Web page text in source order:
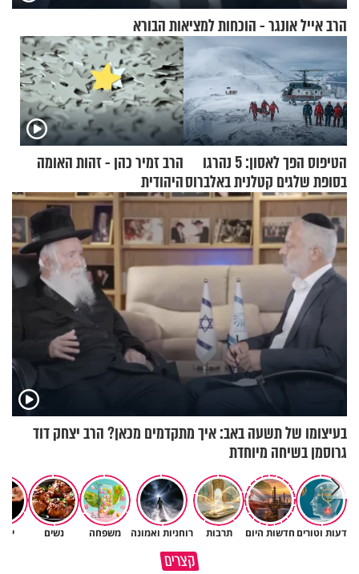
הרב אייל אונגר - הוכחות למציאות הבורא
הטיפוס הפך לאסון: 5 נהרגו
בסופת שלגים קטלנית באלברוס
הרב זמיר כהן - זהות האומה
היהודית
בעיצומו של תשעה באב: איך מתקדמים מכאן? הרב יצחק דוד
גרוסמן בשיחה מיוחדת
דעות וטורים חדשות היום תרבות רוחניות ואמונה משפחה נשים
קצריםמדוע האמונה נמשלה למלח?
גם ׳הרע׳ זה הרחמים של בורא